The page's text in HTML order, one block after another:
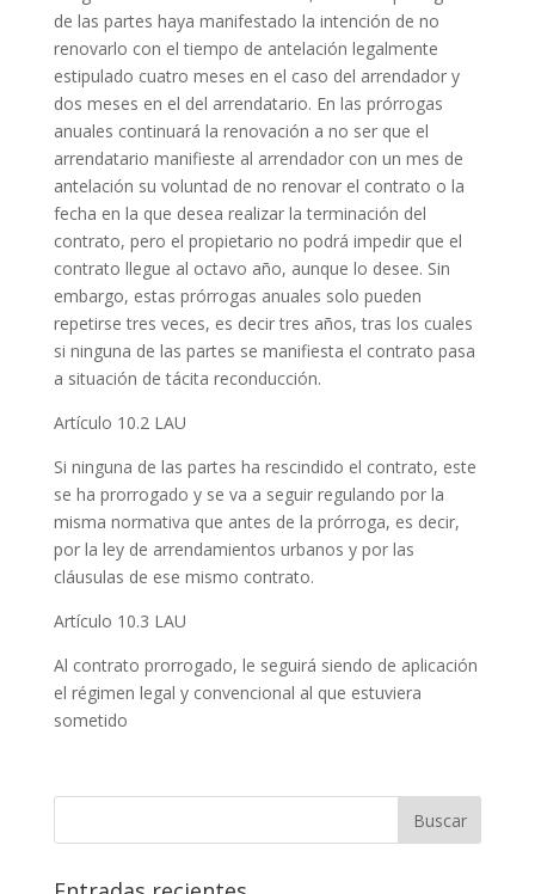
de las partes haya manifestado la intención de no
renovarlo con el tiempo de antelación legalmente
estipulado cuatro meses en el caso del arrendador y
dos meses en el del arrendatario. En las prórrogas
anuales continuará la renovación a no ser que el
arrendatario manifieste al arrendador con un mes de
antelación su voluntad de no renovar el contrato o la
fecha en la que desea realizar la terminación del
contrato, pero el propietario no podrá impedir que el
contrato llegue al octavo año, aunque lo desee. Sin
embargo, estas prórrogas anuales solo pueden
repetirse tres veces, es decir tres años, tras los cuales
si ninguna de las partes se manifiesta el contrato pasa
a situación de tácita reconducción.
Artículo 10.2 LAU
Si ninguna de las partes ha rescindido el contrato, este
se ha prorrogado y se va a seguir regulando por la
misma normativa que antes de la prórroga, es decir,
por la ley de arrendamientos urbanos y por las
cláusulas de ese mismo contrato.
Artículo 10.3 LAU
Al contrato prorrogado, le seguirá siendo de aplicación
el régimen legal y convencional al que estuviera
sometido